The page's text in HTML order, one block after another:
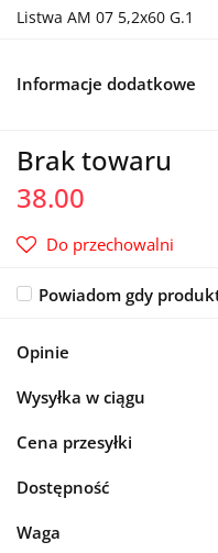
Listwa AM 07 5,2x60 G.1
Informacje dodatkowe
Brak towaru
38.00
Do przechowalni
Powiadom gdy
Opinie
Wysyłka w ciągu
Cena przesyłki
Dostępność
Waga